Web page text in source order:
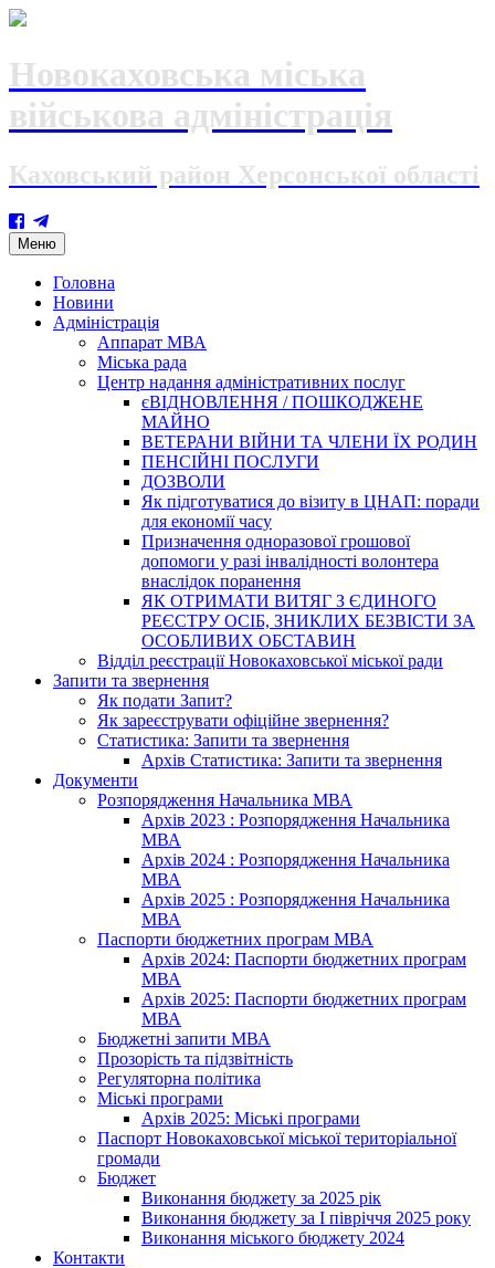
Новокаховська міська
військова адміністрація
Каховський район Херсонської області
Меню Skip
to
content
Головна
Новини
Адміністрація
Аппарат МВА
Міська рада
Центр надання адміністративних послуг
єВІДНОВЛЕННЯ / ПОШКОДЖЕНЕ
МАЙНО
ВЕТЕРАНИ ВІЙНИ ТА ЧЛЕНИ ЇХ РОДИН
ПЕНСІЙНІ ПОСЛУГИ
ДОЗВОЛИ
Як підготуватися до візиту в ЦНАП: поради
для економії часу
Призначення одноразової грошової
допомоги у разі інвалідності волонтера
внаслідок поранення
ЯК ОТРИМАТИ ВИТЯГ З ЄДИНОГО
РЕЄСТРУ ОСІБ, ЗНИКЛИХ БЕЗВІСТИ ЗА
ОСОБЛИВИХ ОБСТАВИН
Відділ реєстрації Новокаховської міської ради
Запити та звернення
Як подати Запит?
Як зареєструвати офіційне звернення?
Статистика: Запити та звернення
Архів Статистика: Запити та звернення
Документи
Розпорядження Начальника МВА
Архів 2023 : Розпорядження Начальника
МВА
Архів 2024 : Розпорядження Начальника
МВА
Архів 2025 : Розпорядження Начальника
МВА
Паспорти бюджетних програм МВА
Архів 2024: Паспорти бюджетних програм
МВА
Архів 2025: Паспорти бюджетних програм
МВА
Бюджетні запити МВА
Прозорість та підзвітність
Регуляторна політика
Міські програми
Архів 2025: Міські програми
Паспорт Новокаховської міської територіальної
громади
Бюджет
Виконання бюджету за 2025 рік
Виконання бюджету за І півріччя 2025 року
Виконання міського бюджету 2024
Контакти